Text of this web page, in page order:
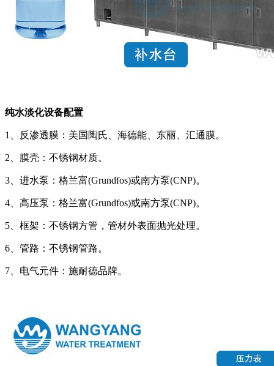
纯水淡化设备配置
1、反渗透膜：美国陶氏、海德能、东丽、汇通膜。
2、膜壳：不锈钢材质。
3、进水泵：格兰富(Grundfos)或南方泵(CNP)。
4、高压泵：格兰富(Grundfos)或南方泵(CNP)。
5、框架：不锈钢方管，管材外表面抛光处理。
6、管路：不锈钢管路。
7、电气元件：施耐德品牌。